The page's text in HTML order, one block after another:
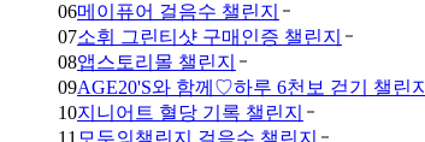
06메이퓨어 걸음수 챌린지
07소휘 그린티샷 구매인증 챌린지
08앱스토리몰 챌린지
09AGE20'S와 함께♡하루 6천보 걷기 챌린지
10지니어트 혈당 기록 챌린지
11 모두의챌린지 걸음수 챌린지